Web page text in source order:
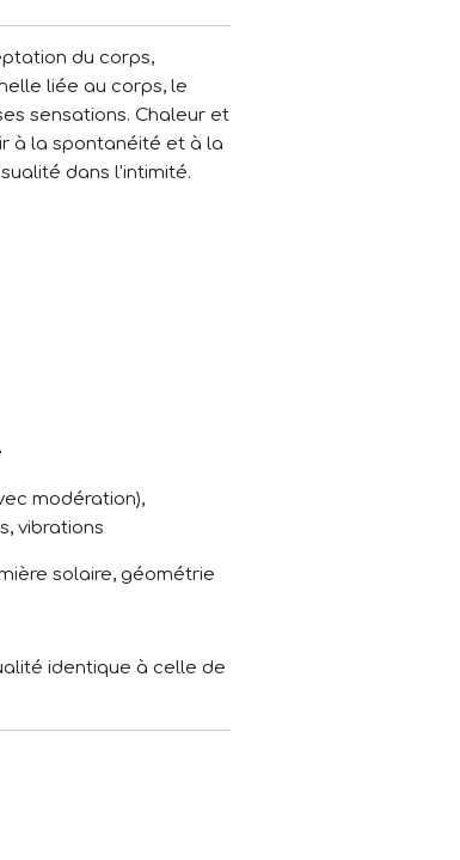
du corps,
liée au corps, le
sensations. Chaleur et
à la spontanéité et à la
dans l'intimité.
modération),
vibrations
solaire, géométrie
identique à celle de